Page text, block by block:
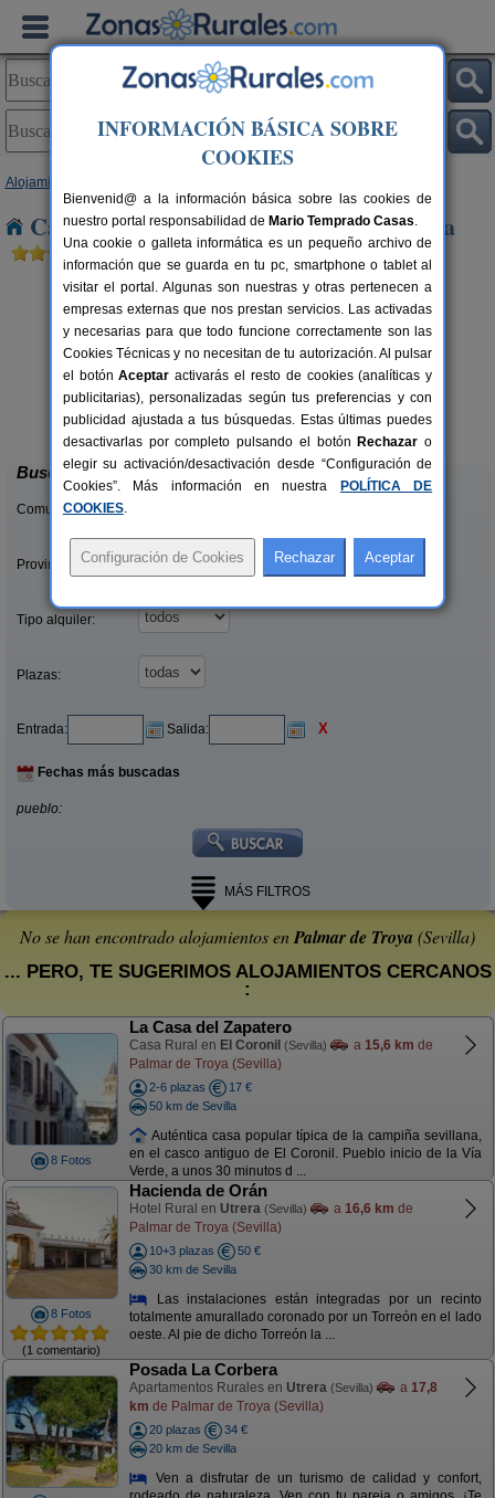
Alojamientos
Casas Rurales cerca de Palmar de Troya
12+3 pers.
desde35 €
Alojamiento Rural La Sentencia
Ecija (Sevilla)
Buscar
Comunidades:
Provincias/Islas:
Tipo alquiler:
Plazas:
Entrada: Salida: X
Fechas más buscadas
pueblo:
MÁS FILTROS
No se han encontrado alojamientos enPalmar de Troya (Sevilla)
... PERO, TE SUGERIMOS ALOJAMIENTOS CERCANOS
:
8 Fotos
La Casa del Zapatero
Casa Rural en El Coronil (Sevilla) a 15,6 km de
Palmar de Troya (Sevilla)
2-6 plazas
17 €
50 km de Sevilla
Auténtica casa popular típica de la campiña sevillana,
en el casco antiguo de El Coronil. Pueblo inicio de la Vía
Verde, a unos 30 minutos d ...
8 Fotos
(1 comentario)
Hacienda de Orán
Hotel Rural en Utrera (Sevilla) a 16,6 km de
Palmar de Troya (Sevilla)
10+3 plazas
50 €
30 km de Sevilla
Las instalaciones están integradas por un recinto
totalmente amurallado coronado por un Torreón en el lado
oeste. Al pie de dicho Torreón la ...
Posada La Corbera
Apartamentos Rurales en Utrera (Sevilla) a 17,8
km de Palmar de Troya (Sevilla)
20 plazas
34 €
20 km de Sevilla
Ven a disfrutar de un turismo de calidad y confort,
INFORMACIÓN BÁSICA SOBRE
COOKIES
Bienvenid@ a la información básica sobre las cookies de
nuestro portal responsabilidad de Mario Temprado Casas.
Una cookie o galleta informática es un pequeño archivo de
información que se guarda en tu pc, smartphone o tablet al
visitar el portal. Algunas son nuestras y otras pertenecen a
empresas externas que nos prestan servicios. Las activadas
y necesarias para que todo funcione correctamente son las
Cookies Técnicas y no necesitan de tu autorización. Al pulsar
el botónAceptar activarás el resto de cookies (analíticas y
publicitarias), personalizadas según tus preferencias y con
publicidad ajustada a tus búsquedas. Estas últimas puedes
desactivarlas por completo pulsando el botón Rechazar o
elegir su activación/desactivación desde “Configuración de
Cookies”. Más información en nuestra
POLÍTICA DE
COOKIES.